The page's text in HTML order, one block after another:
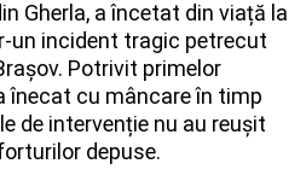
Pinterest
Whatsapp
Gherla, a încetat din viață la
un incident tragic petrecut
Potrivit primelor
înecat cu mâncare în timp
de intervenție nu au reușit
depuse.